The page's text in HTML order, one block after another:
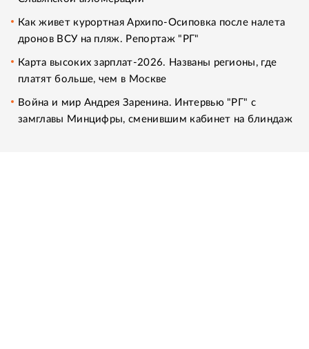
Как живет курортная Архипо-Осиповка после налета
дронов ВСУ на пляж. Репортаж "РГ"
Карта высоких зарплат-2026. Названы регионы, где
платят больше, чем в Москве
Война и мир Андрея Заренина. Интервью "РГ" с
замглавы Минцифры, сменившим кабинет на блиндаж